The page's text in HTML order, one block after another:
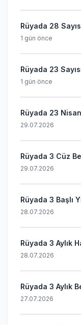
Rüyada 28
1 gün önce
Rüyada 23
1 gün önce
Rüyada 23
29.07.2026
Rüyada 3 Cüz
29.07.2026
Rüyada 3 Başlı
28.07.2026
Rüyada 3 Aylık
28.07.2026
Rüyada 3 Aylık
27.07.2026